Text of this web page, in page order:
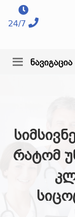
24/7
ნავიგაცია
რატომ